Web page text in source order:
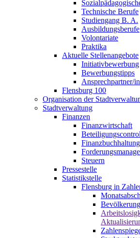
Technische Berufe
Studiengang B. A.
Ausbildungsberufe
Volontariate
Praktika
Aktuelle Stellenangebote
Initiativbewerbung
Bewerbungstipps
Ansprechpartner/
Flensburg 100
Organisation der
Stadtverwaltung
Finanzen
Finanzwirtschaft
Finanzbuchhaltung
Steuern
Pressestelle
Statistikstelle
Flensburg in
Bevölkerung